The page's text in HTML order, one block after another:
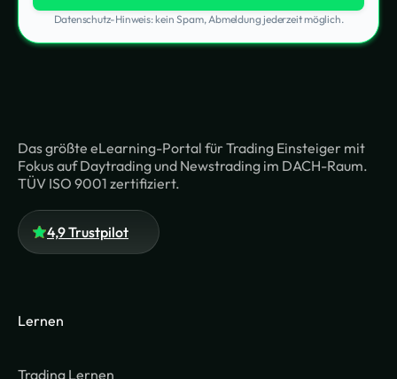
Datenschutz-Hinweis: kein Spam, Abmeldung jederzeit möglich.
Das größte eLearning-Portal für Trading Einsteiger mit
Fokus auf Daytrading und Newstrading im DACH-Raum.
TÜV ISO 9001 zertifiziert.
4,9 Trustpilot
Lernen
Trading Lernen